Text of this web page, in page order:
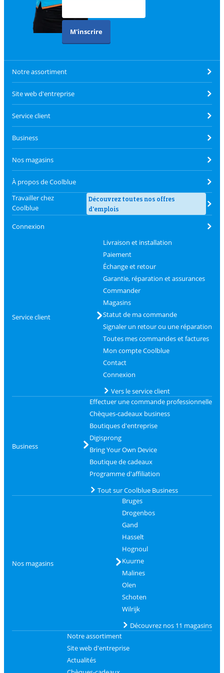
M'inscrire
Notre assortiment
Site web d'entreprise
Service client
Business
Nos magasins
À propos de Coolblue
Travailler chez
Coolblue
Découvrez toutes nos offres
d'emplois
Connexion
Service client
Livraison et installation
Paiement
Échange et retour
Garantie, réparation et assurances
Commander
Magasins
Statut de ma commande
Signaler un retour ou une réparation
Toutes mes commandes et factures
Mon compte Coolblue
Contact
Connexion
Vers le service client
Business
Effectuer une commande professionnelle
Chèques-cadeaux business
Boutiques d'entreprise
Digisprong
Bring Your Own Device
Boutique de cadeaux
Programme d'affiliation
Tout sur Coolblue Business
Nos magasins
Bruges
Drogenbos
Gand
Hasselt
Hognoul
Kuurne
Malines
Olen
Schoten
Wilrijk
Découvrez nos 11 magasins
Notre assortiment
Site web d'entreprise
Actualités